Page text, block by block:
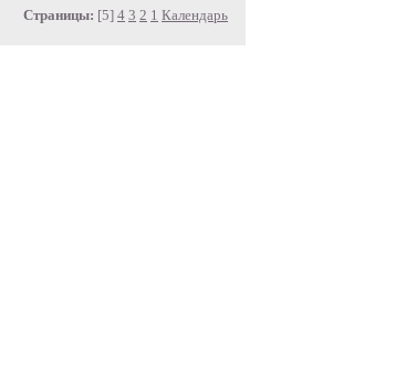
Страницы: [5] 4 3 2 1 Календарь